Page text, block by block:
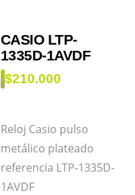
CASIO LTP-
1335D-1AVDF
$210.000
Reloj Casio pulso
metálico plateado
referencia LTP-1335D-
1AVDF